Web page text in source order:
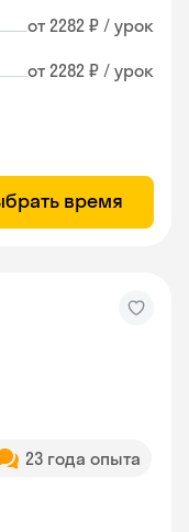
от 2282 ₽ / урок
от 2282 ₽ / урок
время
23 года опыта